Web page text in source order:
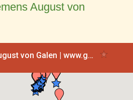
August von